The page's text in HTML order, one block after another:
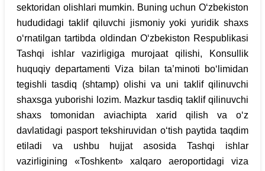
sektoridan olishlari mumkin. Buning uchun O‘zbekiston
hududidagi taklif qiluvchi jismoniy yoki yuridik shaxs
o‘rnatilgan tartibda oldindan O‘zbekiston Respublikasi
Tashqi ishlar vazirligiga murojaat qilishi, Konsullik
huquqiy departamenti Viza bilan ta’minoti bo‘limidan
tegishli tasdiq (shtamp) olishi va uni taklif qilinuvchi
shaxsga yuborishi lozim. Mazkur tasdiq taklif qilinuvchi
shaxs tomonidan aviachipta xarid qilish va o‘z
davlatidagi pasport tekshiruvidan o‘tish paytida taqdim
etiladi va ushbu hujjat asosida Tashqi ishlar
vazirligining «Toshkent» xalqaro aeroportidagi viza